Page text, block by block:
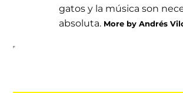
gatos y la música son
absoluta. More by Andrés